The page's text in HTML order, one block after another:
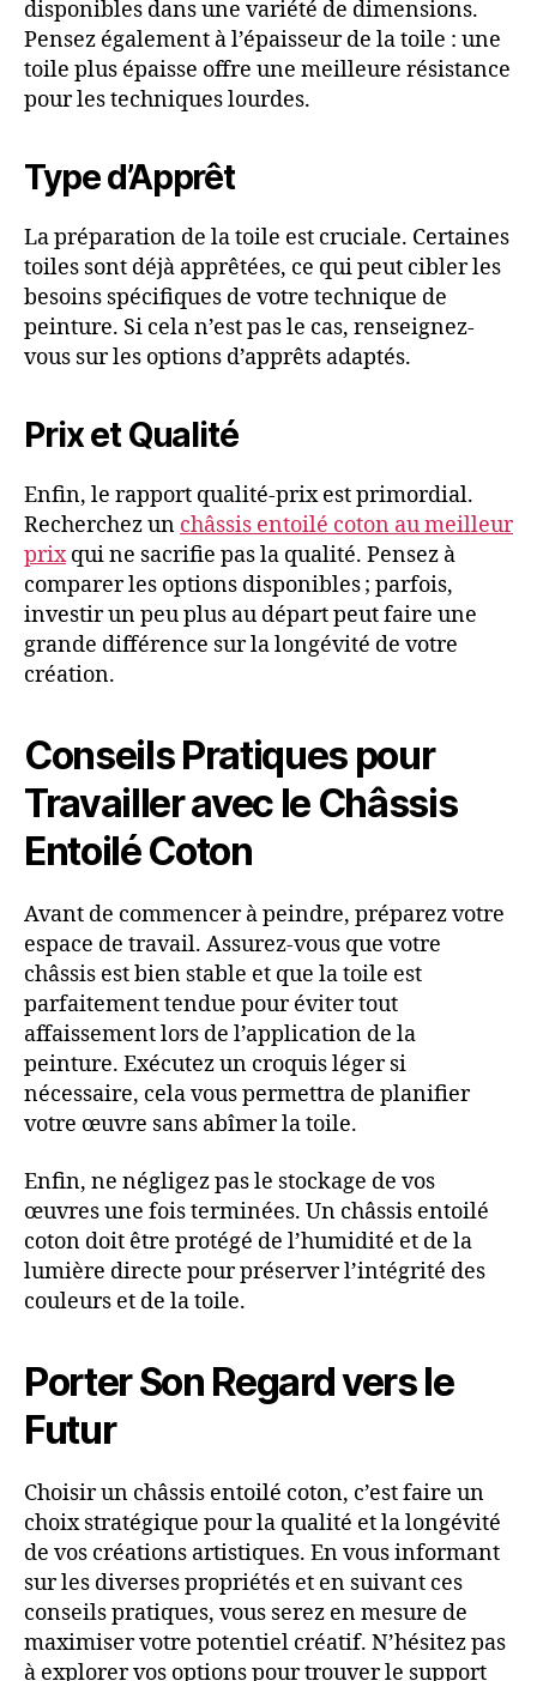
disponibles dans une variété de dimensions.
Pensez également à l’épaisseur de la toile : une
toile plus épaisse offre une meilleure résistance
pour les techniques lourdes.
Type d’Apprêt
La préparation de la toile est cruciale. Certaines
toiles sont déjà apprêtées, ce qui peut cibler les
besoins spécifiques de votre technique de
peinture. Si cela n’est pas le cas, renseignez-
vous sur les options d’apprêts adaptés.
Prix et Qualité
Enfin, le rapport qualité-prix est primordial.
Recherchez un châssis entoilé coton au meilleur
prixqui ne sacrifie pas la qualité. Pensez à
comparer les options disponibles ; parfois,
investir un peu plus au départ peut faire une
grande différence sur la longévité de votre
création.
Conseils Pratiques pour
Travailler avec le Châssis
Entoilé Coton
Avant de commencer à peindre, préparez votre
espace de travail. Assurez-vous que votre
châssis est bien stable et que la toile est
parfaitement tendue pour éviter tout
affaissement lors de l’application de la
peinture. Exécutez un croquis léger si
nécessaire, cela vous permettra de planifier
votre œuvre sans abîmer la toile.
Enfin, ne négligez pas le stockage de vos
œuvres une fois terminées. Un châssis entoilé
coton doit être protégé de l’humidité et de la
lumière directe pour préserver l’intégrité des
couleurs et de la toile.
Porter Son Regard vers le
Futur
Choisir un châssis entoilé coton, c’est faire un
choix stratégique pour la qualité et la longévité
de vos créations artistiques. En vous informant
sur les diverses propriétés et en suivant ces
conseils pratiques, vous serez en mesure de
maximiser votre potentiel créatif. N’hésitez pas
à explorer vos options pour trouver le support